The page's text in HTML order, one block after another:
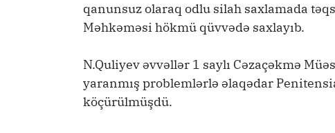
qanunsuz olaraq odlu silah saxlamada
Məhkəməsi hökmü qüvvədə saxlayıb.
N.Quliyev əvvəllər 1 saylı Cəzaçəkmə
yaranmış problemlərlə əlaqədar
köçürülmüşdü.